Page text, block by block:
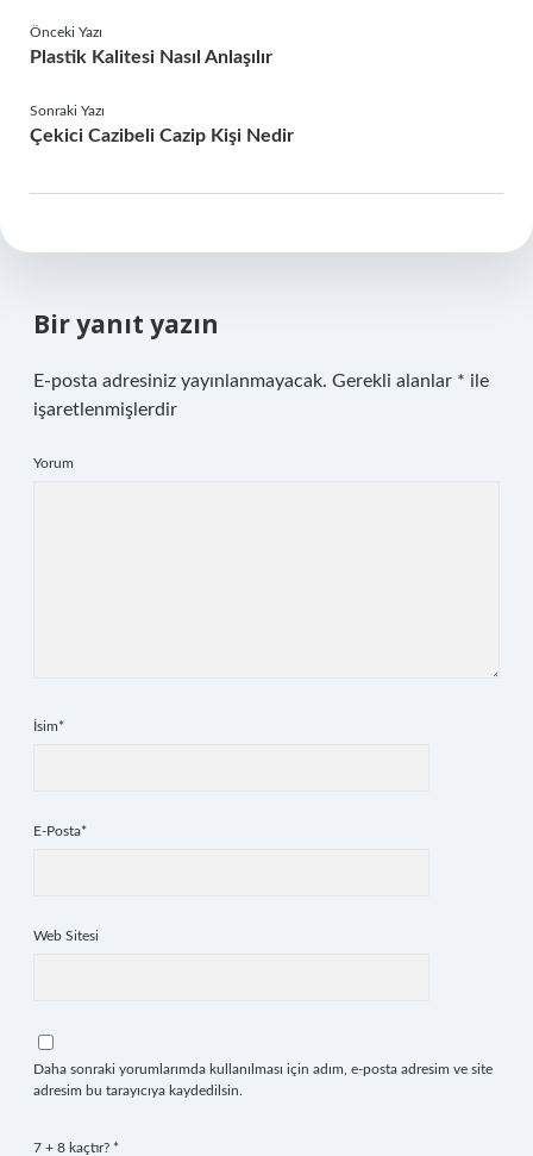
Önceki Yazı
Plastik Kalitesi Nasıl Anlaşılır
Sonraki Yazı
Çekici Cazibeli Cazip Kişi Nedir
Bir yanıt yazın
E-posta adresiniz yayınlanmayacak. Gerekli alanlar * ile
işaretlenmişlerdir
Yorum
İsim*
E-Posta*
Web Sitesi
Daha sonraki yorumlarımda kullanılması için adım, e-posta adresim ve site
adresim bu tarayıcıya kaydedilsin.
7 + 8 kaçtır? *